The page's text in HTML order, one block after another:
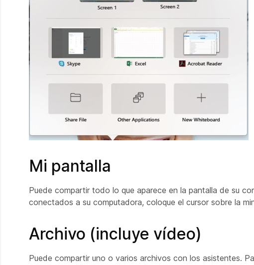
Mi pantalla
Puede compartir todo lo que aparece en la pantalla de su
conectados a su computadora, coloque el cursor sobre la
Archivo (incluye vídeo)
Puede compartir uno o varios archivos con los asistentes.